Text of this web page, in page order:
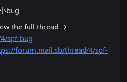
bug
the full thread →
spf-bug
forum.mail.sb/thread/4/spf-